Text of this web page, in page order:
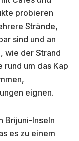
probieren
Strände,
sind und an
wie der Strand
rund um das Kap
eignen.
Brijuni-Inseln
es zu einem